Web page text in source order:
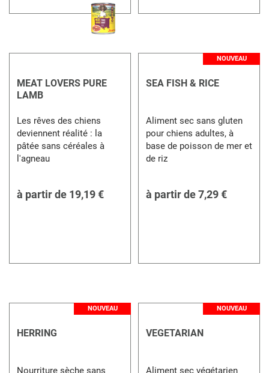
MEAT LOVERS PURE
LAMB
Les rêves des chiens
deviennent réalité : la
pâtée sans céréales à
l'agneau
à partir de 19,19 €
NOUVEAU
SEA FISH & RICE
Aliment sec sans gluten
pour chiens adultes, à
base de poisson de mer et
de riz
à partir de7,29 €
NOUVEAU
HERRING
Nourriture sèche sans
NOUVEAU
VEGETARIAN
Aliment sec végétarien